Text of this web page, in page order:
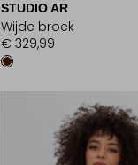
STUDIO AR
Wijde broek
€ 329,99